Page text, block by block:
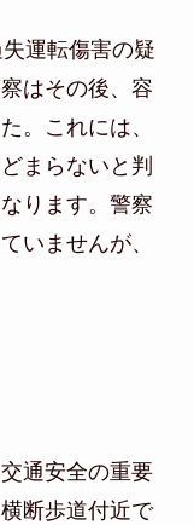
運転傷害の疑
はその後、容
。これには、
まらないと判
ります。警察
いませんが、
通安全の重要
断歩道付近で